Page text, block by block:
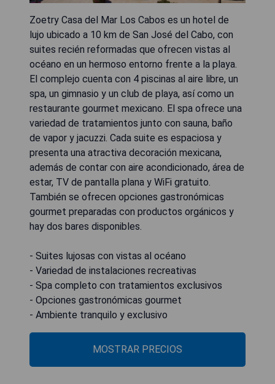
Zoetry Casa del Mar Los Cabos es un hotel de
lujo ubicado a 10 km de San José del Cabo, con
suites recién reformadas que ofrecen vistas al
océano en un hermoso entorno frente a la playa.
El complejo cuenta con 4 piscinas al aire libre, un
spa, un gimnasio y un club de playa, así como un
restaurante gourmet mexicano. El spa ofrece una
variedad de tratamientos junto con sauna, baño
de vapor y jacuzzi. Cada suite es espaciosa y
presenta una atractiva decoración mexicana,
además de contar con aire acondicionado, área de
estar, TV de pantalla plana y WiFi gratuito.
También se ofrecen opciones gastronómicas
gourmet preparadas con productos orgánicos y
hay dos bares disponibles.
- Suites lujosas con vistas al océano
- Variedad de instalaciones recreativas
- Spa completo con tratamientos exclusivos
- Opciones gastronómicas gourmet
- Ambiente tranquilo y exclusivo
MOSTRAR PRECIOS